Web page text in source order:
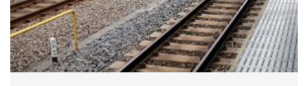
a
t
i
o
n